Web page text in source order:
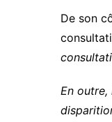
De son
En outre,